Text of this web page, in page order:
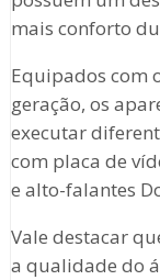
mais conforto
Equipados com
geração, os
executar
com placa de
e alto-falantes
Vale destacar
a qualidade do